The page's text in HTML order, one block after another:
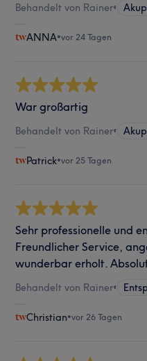
Behandelt von Rainer•
ANNA•vor 24 Tagen
War großartig
Behandelt von Rainer•
Patrick•vor 25 Tagen
Sehr professionelle und
Freundlicher Service,
wunderbar erholt.
Behandelt von Rainer•
Christian•vor 26 Tagen